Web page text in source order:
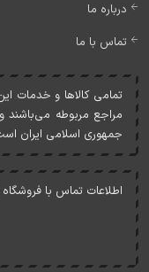
درباره ما
تماس با ما
تمامی کالاها و خدمات
مراجع مربوطه می‌باشند
جمهوری اسلامی ايران
اطلاعات تماس با فروشگاه